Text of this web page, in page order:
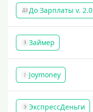
ДЗ До Зарплаты v. 2.0
З Займер
J Joymoney
Э ЭкспрессДеньги